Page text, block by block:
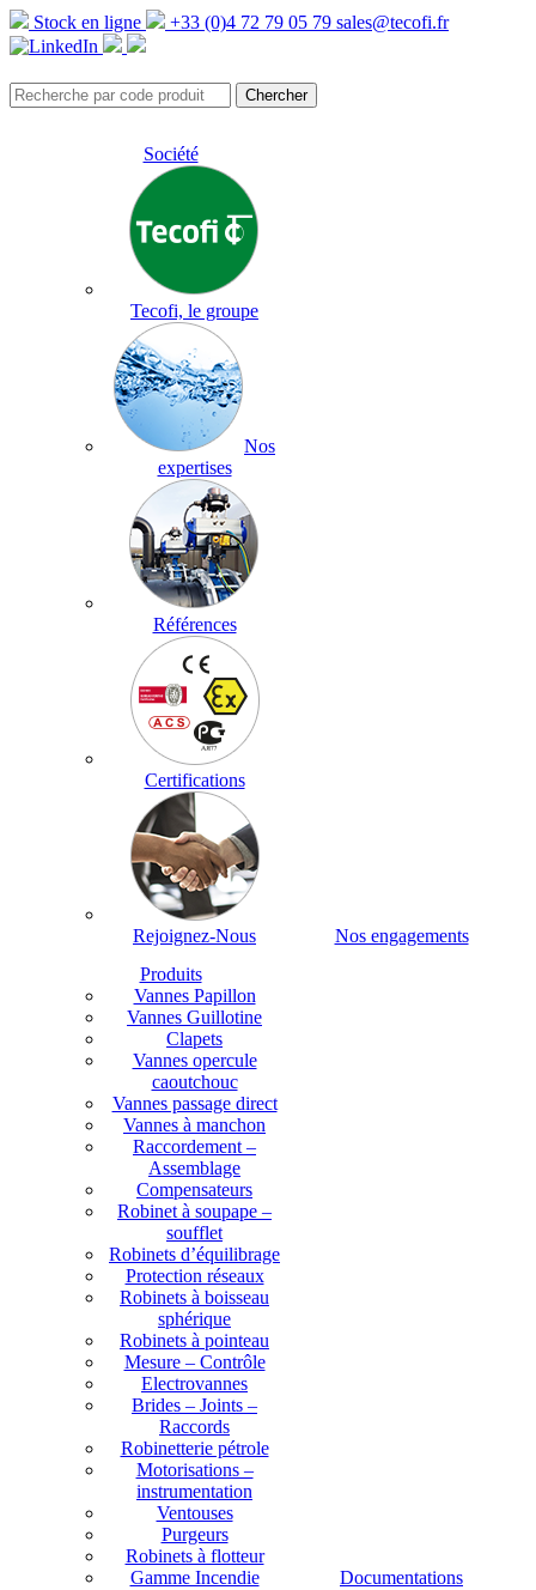
Stock en ligne +33 (0)4 72 79 05 79 sales@tecofi.fr
Société
Tecofi, le groupe
Nos
expertises
Références
Certifications
Rejoignez-Nous
Nos engagements
Produits
Vannes Papillon
Vannes Guillotine
Clapets
Vannes opercule
caoutchouc
Vannes passage direct
Vannes à manchon
Raccordement –
Assemblage
Compensateurs
Robinet à soupape –
soufflet
Robinets d’équilibrage
Protection réseaux
Robinets à boisseau
sphérique
Robinets à pointeau
Mesure – Contrôle
Electrovannes
Brides – Joints –
Raccords
Robinetterie pétrole
Motorisations –
instrumentation
Ventouses
Purgeurs
Robinets à flotteur
Gamme Incendie
Documentations